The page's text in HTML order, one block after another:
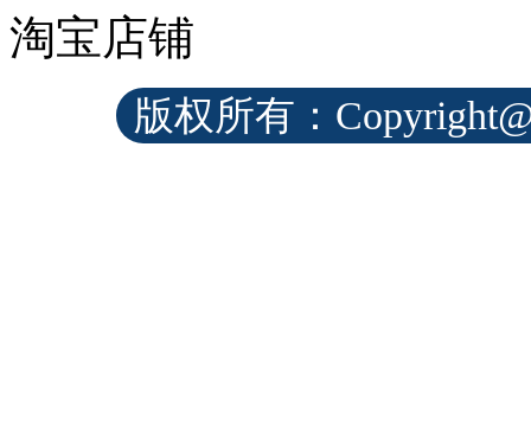
淘宝店铺
版权所有：